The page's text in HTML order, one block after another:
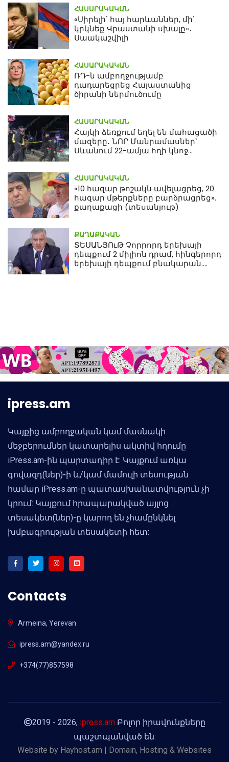
ՀԱՍԱՐԱԿԱԿԱՆ
«Սիրելի՛ հայ հարևաններ, մի՛
կրկնեք Վրաստանի սխալը»․
Սաակաշվիլի
ՀԱՍԱՐԱԿԱԿԱՆ
ՌԴ-ն ամբողջությամբ
դադարեցրեց Հայաստանից
ծիրանի ներմուծումը
ՀԱՍԱՐԱԿԱԿԱՆ
Հայկի ձեռքում եղել են մահացածի
մազերը․ ՆՈՐ Մանրամասներ՝
Սևանում 22-ամյա հղի կնոջ
ՀԱՍԱՐԱԿԱԿԱՆ
«10 հազար թոշակն ավելացրեց, 20
հազար մթերքները բարձրացրեց».
քաղաքացի (տեսանյութ)
ՔԱՂԱՔԱԿԱՆ
ՏԵՍԱՆՅՈւԹ Չորրորդ երեխայի
դեպքում 2 միլիոն դրամ, հինգերորդ
երեխայի դեպքում բնակարան.
ipress.am
Կայքից ամբողջական կամ մասնակի
մեջբերումներ կատարելիս ակտիվ հղումը
iPress.am-ին պարտադիր է: Կայքում առկա
գովազդ(ներ)-ի և/կամ մամուլի տեսության
համար iPress.am-ը պատասխանատվություն չի
կրում: Կայքում հրապարակված այլոց
տեսակետ(ներ)-ը կարող են չհամընկնել
խմբագրության տեսակետի հետ:
Contacts
Armeina, Yerevan
ipress.am@yandex.ru
+374(77)857598
2019 - 2026, ipress.amԲոլոր իրավունքները
պաշտպանված են:
Website by Hayhost.am | Domain, Hosting & Websites